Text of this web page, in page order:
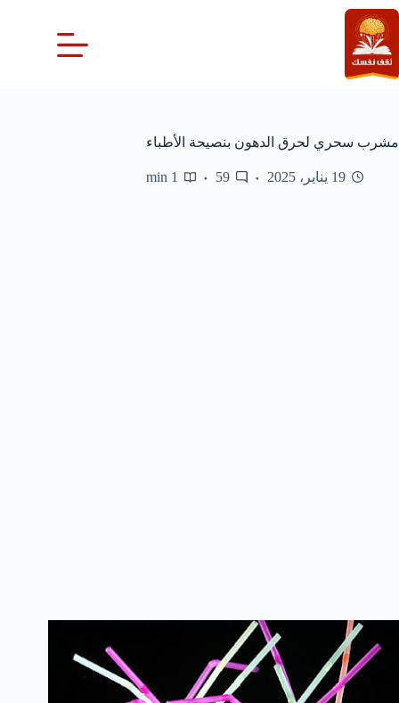
التجاوز
إلى
المحتوى
مشرب سحري لحرق الدهون بنصيحة الأطباء
19 يناير، 2025 59
1 min